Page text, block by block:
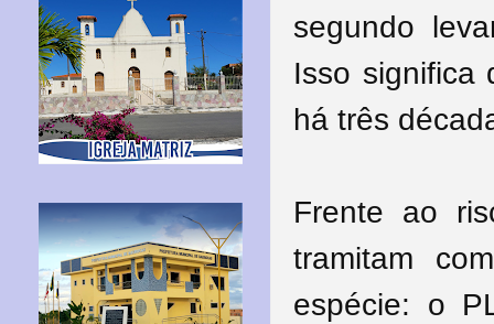
segundo
Isso significa
há três
Frente ao
tramitam
espécie: o